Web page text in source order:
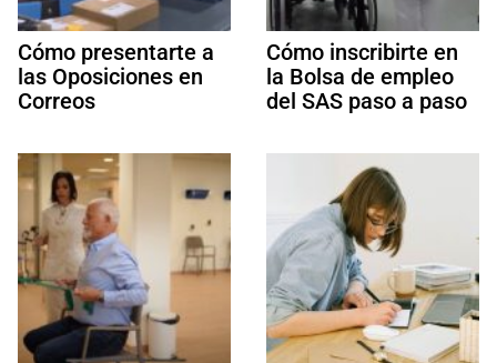
Cómo presentarte a
las Oposiciones en
Correos
Cómo inscribirte en
la Bolsa de empleo
del SAS paso a paso